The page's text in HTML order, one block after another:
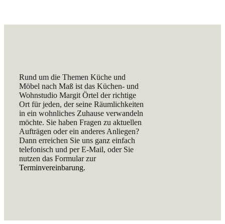
Rund um die Themen Küche und
Möbel nach Maß ist das Küchen- und
Wohnstudio Margit Örtel der richtige
Ort für jeden, der seine Räumlichkeiten
in ein wohnliches Zuhause verwandeln
möchte. Sie haben Fragen zu aktuellen
Aufträgen oder ein anderes Anliegen?
Dann erreichen Sie uns ganz einfach
telefonisch und per E-Mail, oder Sie
nutzen das Formular zur
Terminvereinbarung.